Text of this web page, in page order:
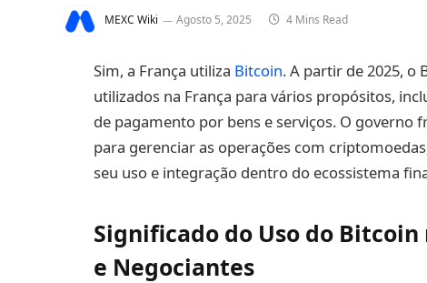
MEXC Wiki Agosto 5, 2025 4 Mins Read
Sim, a França utiliza Bitcoin. A partir de 2025,
utilizados na França para vários propósitos,
de pagamento por bens e serviços. O
para gerenciar as operações com
seu uso e integração dentro do ecossistema
Significado do Uso do
e Negociantes